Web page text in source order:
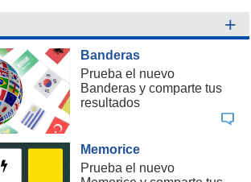
+
Banderas
Prueba el nuevo
Banderas y comparte tus
resultados
Memorice
Prueba el nuevo